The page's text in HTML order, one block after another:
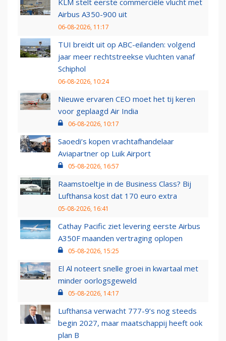
KLM stelt eerste commerciële vlucht met
Airbus A350-900 uit
06-08-2026, 11:17
TUI breidt uit op ABC-eilanden: volgend
jaar meer rechtstreekse vluchten vanaf
Schiphol
06-08-2026, 10:24
Nieuwe ervaren CEO moet het tij keren
voor geplaagd Air India
06-08-2026, 10:17
Saoedi’s kopen vrachtafhandelaar
Aviapartner op Luik Airport
05-08-2026, 16:57
Raamstoeltje in de Business Class? Bij
Lufthansa kost dat 170 euro extra
05-08-2026, 16:41
Cathay Pacific ziet levering eerste Airbus
A350F maanden vertraging oplopen
05-08-2026, 15:25
El Al noteert snelle groei in kwartaal met
minder oorlogsgeweld
05-08-2026, 14:17
Lufthansa verwacht 777-9’s nog steeds
begin 2027, maar maatschappij heeft ook
plan B